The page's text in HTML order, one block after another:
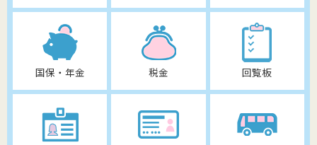
国保・年金 税金 回覧板